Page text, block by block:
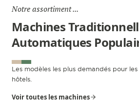
Notre assortiment ...
Machines
Automatiques
Les modèles les plus demandés pour
hôtels.
Voir toutes les machines